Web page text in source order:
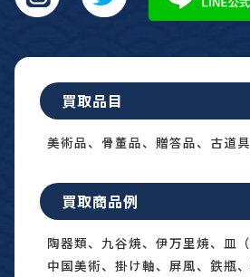
買取品目
美術品、骨董品、贈答品、古道具
買取商品例
陶器類、九谷焼、伊万里焼、皿
中国美術、掛け軸、屏風、鉄瓶